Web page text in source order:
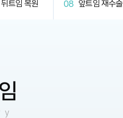
뒤트임 복원 앞트임 재수술